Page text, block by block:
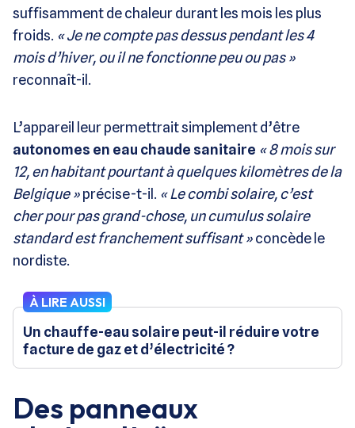
suffisamment de chaleur durant les mois les plus
froids. « Je ne compte pas dessus pendant les 4
mois d’hiver, ou il ne fonctionne peu ou pas »
reconnaît-il.
L’appareil leur permettrait simplement d’être
autonomes en eau chaude sanitaire « 8 mois sur
12, en habitant pourtant à quelques kilomètres de la
Belgique »précise-t-il. « Le combi solaire, c’est
cher pour pas grand-chose, un cumulus solaire
standard est franchement suffisant »concède le
nordiste.
À LIRE AUSSI
Un chauffe-eau solaire peut-il réduire votre
facture de gaz et d’électricité ?
Des panneaux